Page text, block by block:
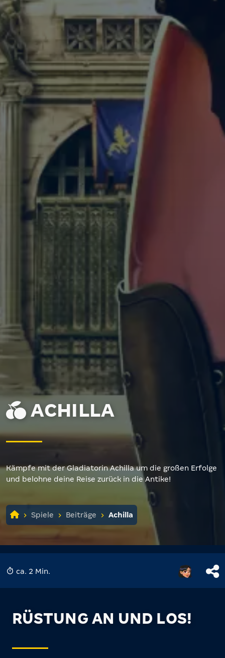
ACHILLA
Kämpfe mit der Gladiatorin Achilla um die großen Erfolge
und belohne deine Reise zurück in die Antike!
Spiele Beiträge Achilla
ca. 2 Min.
RÜSTUNG AN UND LOS!